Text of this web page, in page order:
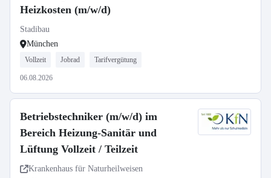
Heizkosten (m/w/d)
Stadibau
München
Vollzeit Jobrad Tarifvergütung
06.08.2026
Betriebstechniker (m/w/d) im
Bereich Heizung-Sanitär und
Lüftung Vollzeit / Teilzeit
Krankenhaus für Naturheilweisen